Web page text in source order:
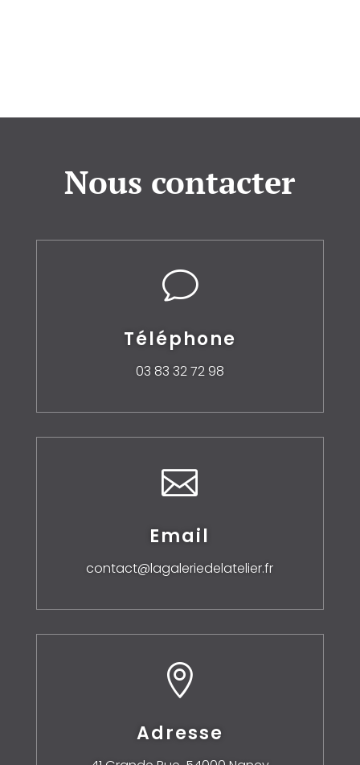
Nous contacter
v
Téléphone
03 83 32 72 98

Email
contact@lagaleriedelatelier.fr

Adresse